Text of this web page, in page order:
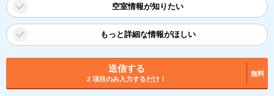
空室情報が知りたい
もっと詳細な情報がほしい
送信する
2 項目のみ入力するだけ！
無料